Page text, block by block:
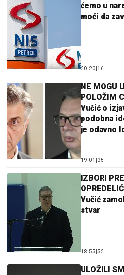
ćemo u
moći da
20:20 16
NE MOGU
POLOŽIM
Vučić o
podobna
je odavno
19:01 35
IZBORI
Vučić
stvar
18:55 52
ULOŽILI